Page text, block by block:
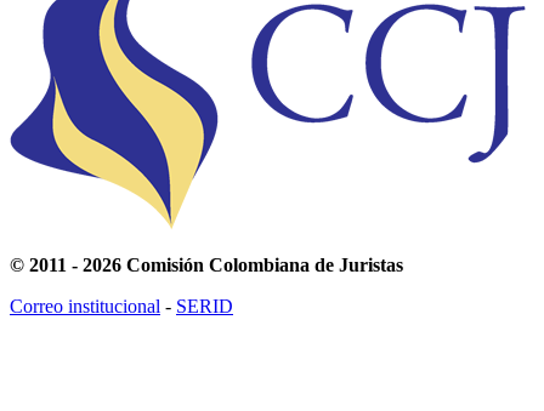
© 2011 - 2026 Comisión Colombiana de Juristas
Correo institucional - SERID